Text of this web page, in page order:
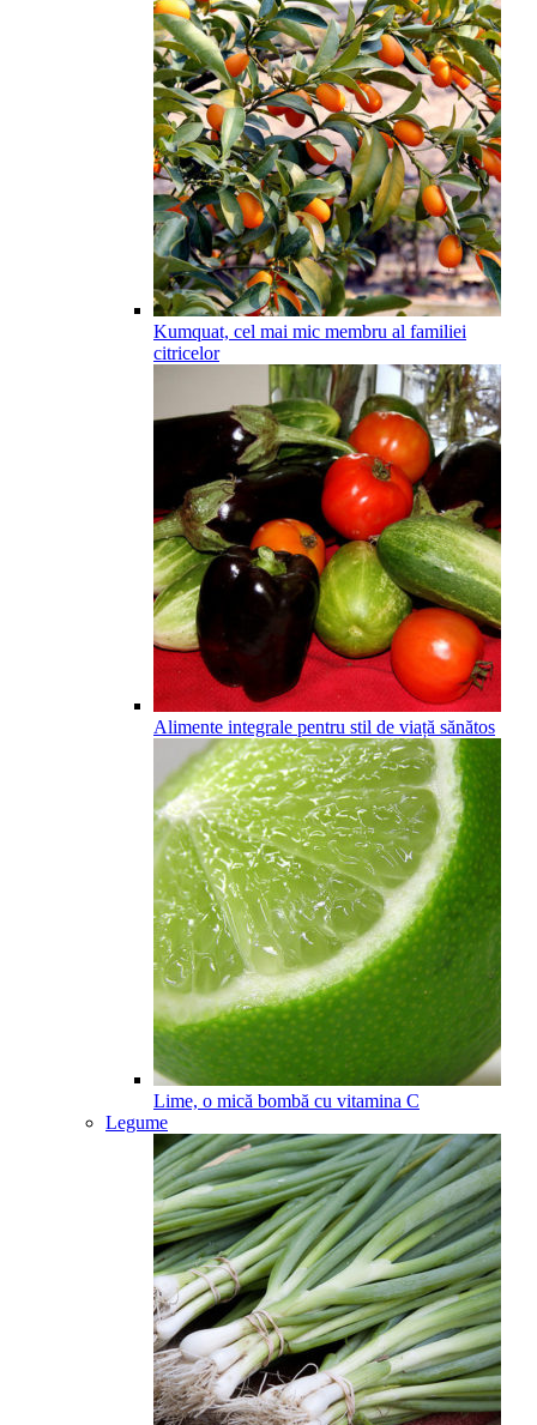
Kumquat, cel mai mic membru al familiei
citricelor
Alimente integrale pentru stil de viață sănătos
Lime, o mică bombă cu vitamina C
Legume